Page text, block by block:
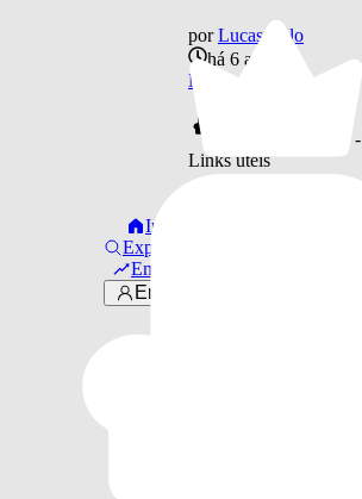
Início
Explorar
Em alta
Entrar
por Lucas Belo
há 6 anos
Música
© 2016 -
Links úteis